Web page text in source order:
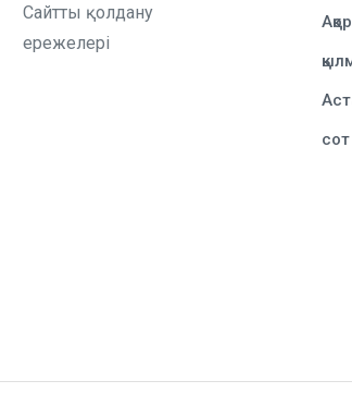
Сайтты қолдану
ережелері